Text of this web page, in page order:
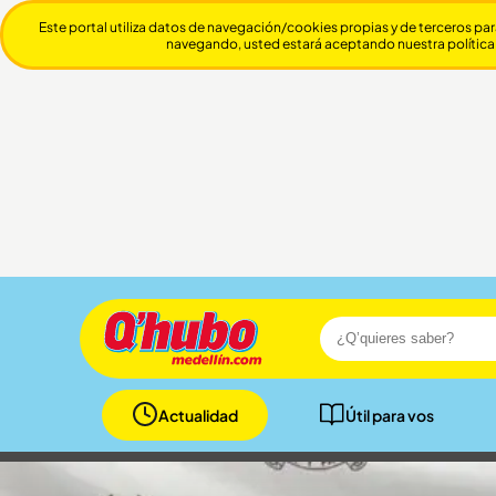
Actualidad Útil para vos
Este portal utiliza datos de navegación/cookies propias y de terceros
navegando, usted estará aceptando nuestra